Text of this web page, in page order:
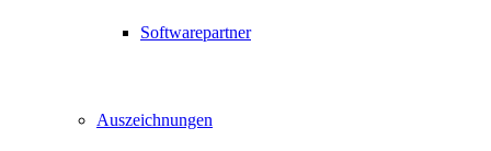
Softwarepartner
Auszeichnungen